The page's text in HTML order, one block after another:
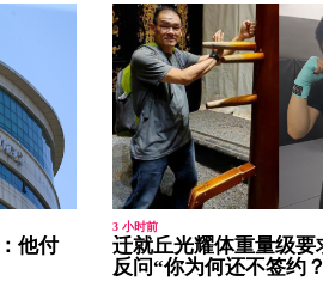
他付
3 小时前
迁就丘光耀体重量级要
反问“你为何还不签约